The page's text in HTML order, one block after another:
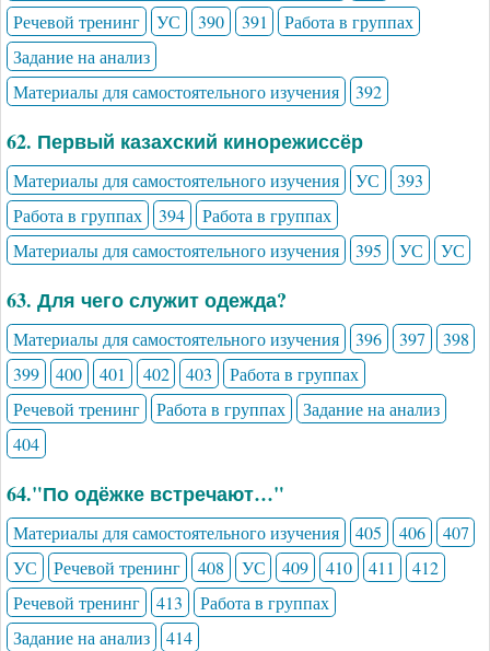
Речевой тренинг
УС 390 391
Работа в группах
Задание на анализ
Материалы для самостоятельного изучения
392
62. Первый казахский кинорежиссёр
Материалы для самостоятельного изучения УС
393
Работа в группах
394
Работа в группах
Материалы для самостоятельного изучения
395 УС УС
63. Для чего служит одежда?
Материалы для самостоятельного изучения 396 397
398
399
400 401 402 403
Работа в группах
Речевой тренинг
Работа в группах
Задание на анализ
404
64."По одёжке встречают…"
Материалы для самостоятельного изучения 405 406
407
УС
Речевой тренинг 408 УС 409 410 411
412
Речевой тренинг
413
Работа в группах
Задание на анализ
414